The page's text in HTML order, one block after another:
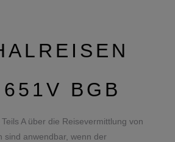
BGB
A über die Reisevermittlung von
sind anwendbar, wenn der